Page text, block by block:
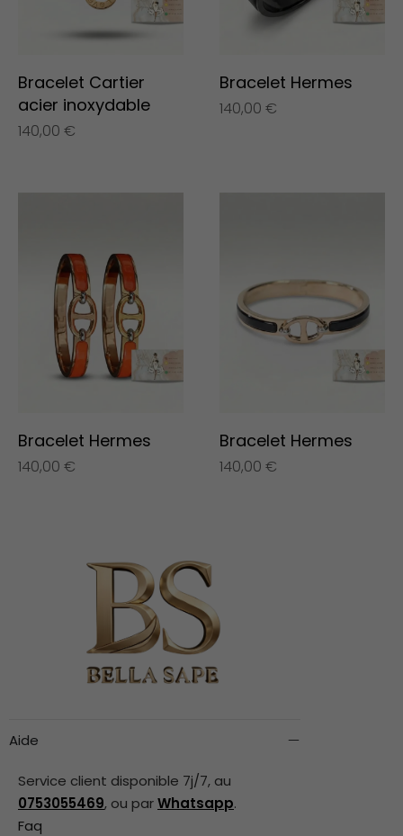
Bracelet Cartier
acier inoxydable
140,00 €
Bracelet Hermes
140,00 €
Bracelet Hermes
140,00 €
Bracelet Hermes
140,00 €
Aide
Service client disponible 7j/7, au
0753055469, ou parWhatsapp.
Faq